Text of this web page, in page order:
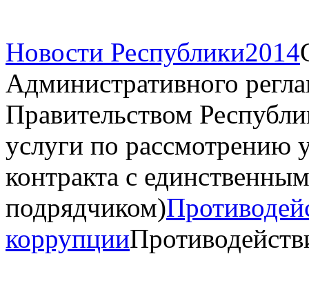
Новости Республики2014
Административного
Правительством
услуги по рассмотрению
контракта с
подрядчиком)
коррупции